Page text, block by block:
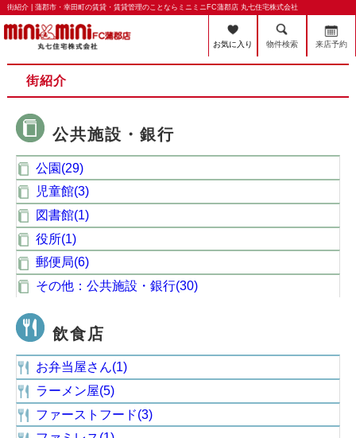
街紹介 | 蒲郡市・幸田町の賃貸・賃貸管理のことならミニミニFC蒲郡店 丸七住宅株式会社
お気に入り 物件検索 来店予約
街紹介
公共施設・銀行
公園(29)
児童館(3)
図書館(1)
役所(1)
郵便局(6)
その他：公共施設・銀行(30)
飲食店
お弁当屋さん(1)
ラーメン屋(5)
ファーストフード(3)